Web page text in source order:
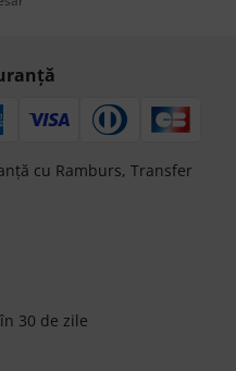
cu Ramburs, Transfer
30 de zile